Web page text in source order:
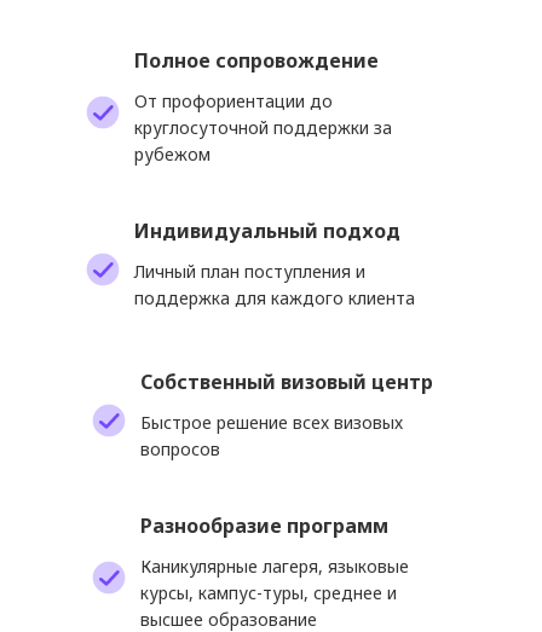
Полное сопровождение
От профориентации до
круглосуточной поддержки за
рубежом
Индивидуальный подход
Личный план поступления и
поддержка для каждого клиента
Собственный визовый центр
Быстрое решение всех визовых
вопросов
Разнообразие программ
Каникулярные лагеря, языковые
курсы, кампус-туры, среднее и
высшее образование